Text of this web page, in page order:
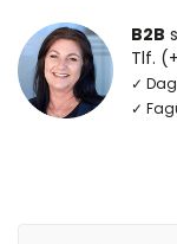
B2B
Tlf.
✓
✓